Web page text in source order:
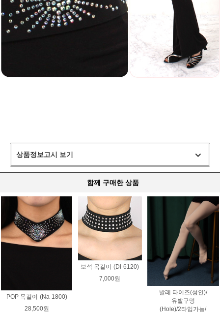
상품정보고시 보기
함께 구매한 상품
POP 목걸이-(Na-1800)
28,500원
보석 목걸이-(Di-6120)
7,000원
발레 타이즈(성인)/
유발구멍
(Hole)/2타입가능/